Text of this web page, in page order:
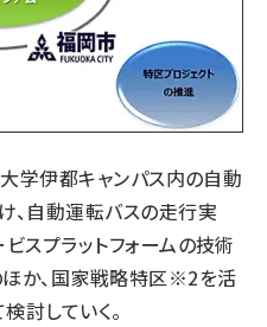
学伊都キャンパス内の自動
、自動運転バスの走行実
スプラットフォームの技術
か、国家戦略特区※2を活
討していく。